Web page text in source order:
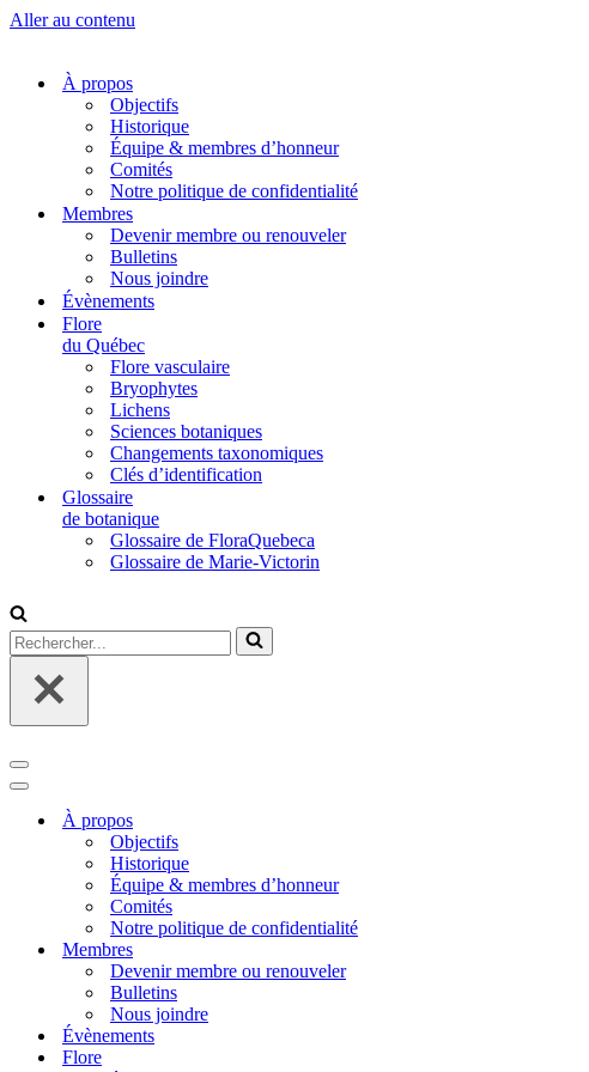
Aller au contenu
À propos
Objectifs
Historique
Équipe & membres d’honneur
Comités
Notre politique de confidentialité
Membres
Devenir membre ou renouveler
Bulletins
Nous joindre
Évènements
Flore
du Québec
Flore vasculaire
Bryophytes
Lichens
Sciences botaniques
Changements taxonomiques
Clés d’identification
Glossaire
de botanique
Glossaire de FloraQuebeca
Glossaire de Marie-Victorin
Rechercher...
Menu
de
navigation
Menu
navigationÀ propos
Objectifs
Historique
Équipe & membres d’honneur
Comités
Notre politique de confidentialité
Membres
Devenir membre ou renouveler
Bulletins
Nous joindre
Évènements
Flore